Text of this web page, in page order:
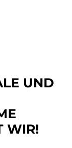
UND
WIR!